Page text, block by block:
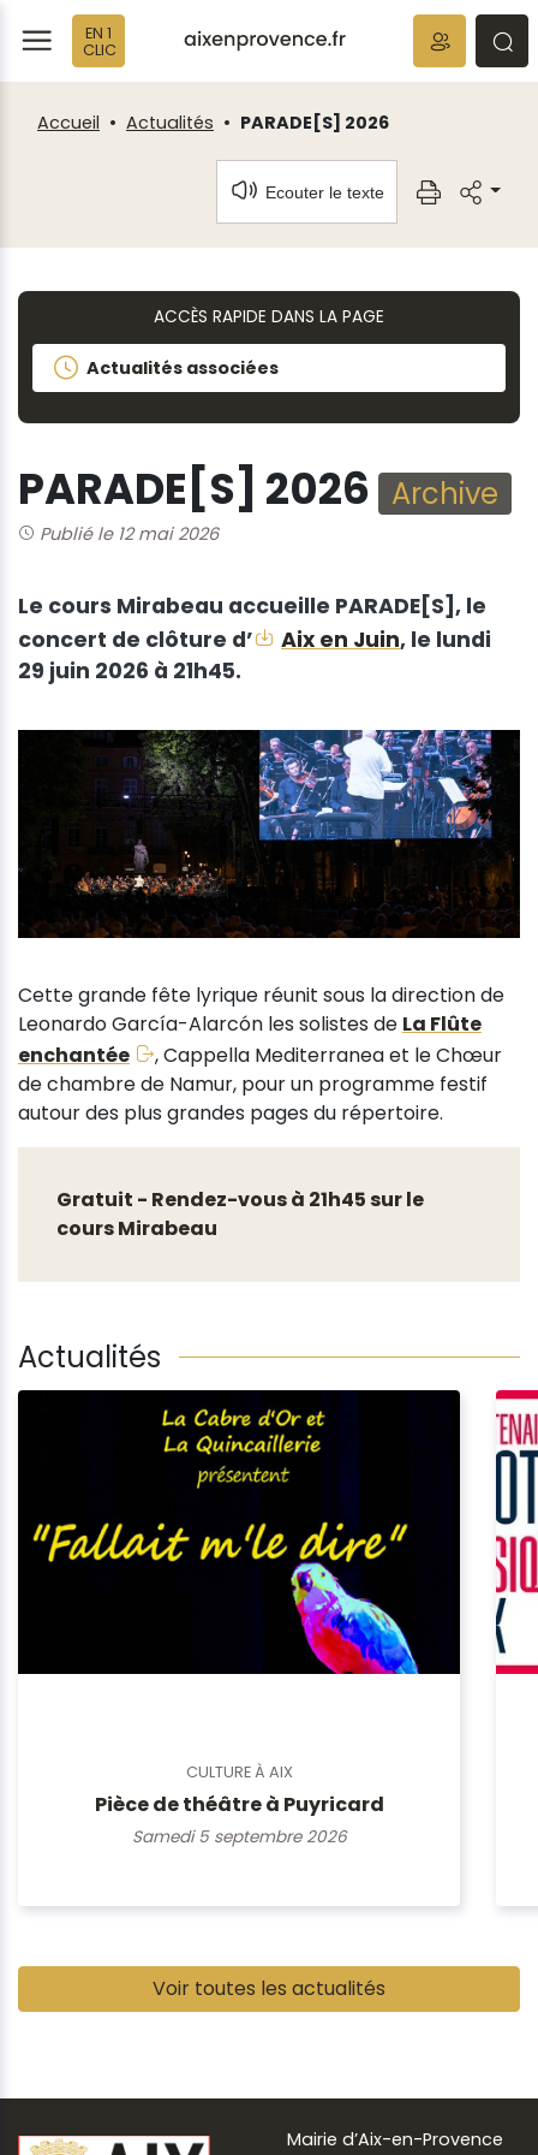
EN 1
CLIC
Accueil Actualités PARADE[S] 2026
Ecouter le texte
ACCÈS RAPIDE DANS LA PAGE
Actualités associées
PARADE[S] 2026 Archive
Publié le 12 mai 2026
Le cours Mirabeau accueille PARADE[S], le
concert de clôture d’
Aix en Juin, le lundi
29 juin 2026 à 21h45.
Cette grande fête lyrique réunit sous la direction de
Leonardo García-Alarcón les solistes de La Flûte
enchantée
, Cappella Mediterranea et le Chœur
de chambre de Namur, pour un programme festif
autour des plus grandes pages du répertoire.
Gratuit - Rendez-vous à 21h45 sur le
cours Mirabeau
Actualités
CULTURE À AIX
Pièce de théâtre à Puyricard
Samedi 5 septembre 2026
Voir toutes les actualités
Mairie d’Aix-en-Provence
Fenêtre
de
chat
Panneau de gestion des cookies